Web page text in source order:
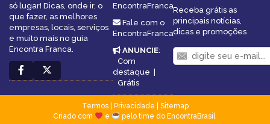
só lugar! Dicas, onde ir, o
que fazer, as melhores
empresas, locais, serviços
e muito mais no guia
Encontra Franca.
EncontraFranca
Fale com o
EncontraFranca
ANUNCIE:
Com
destaque |
Grátis
Receba grátis as
principais notícias,
dicas e promoções
Termos| Privacidade
Sitemap
Criado com
e pelo time do EncontraBrasil